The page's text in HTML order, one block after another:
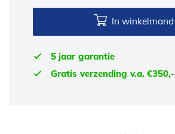
In winkelmand
5 jaar garantie
Gratis verzending v.a. €350,-